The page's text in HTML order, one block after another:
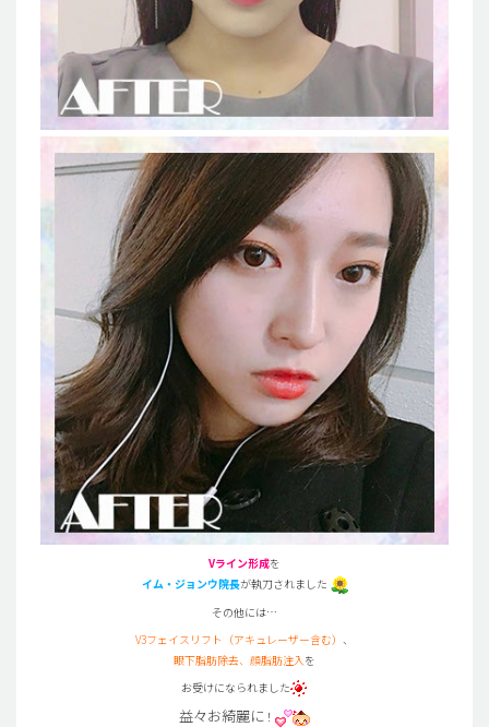
Vライン形成を
イム・ジョンウ院長が執刀されました
その他には…
V3フェイスリフト（アキュレーザー含む） 、
眼下脂肪除去、顔脂肪注入を
お受けになられました
益々お綺麗に ！